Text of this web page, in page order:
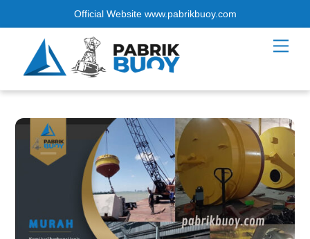
Official Website www.pabrikbuoy.com
content